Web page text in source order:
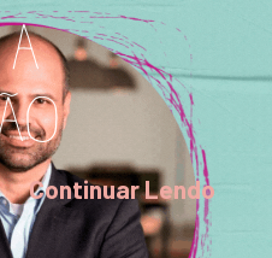
A
Continuar Lendo